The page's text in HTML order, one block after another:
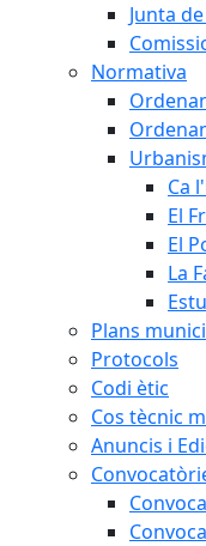
Junta
Normativa
Ca
El
El
La
Plans
Protocols
Codi ètic
Cos tècnic
Anuncis i